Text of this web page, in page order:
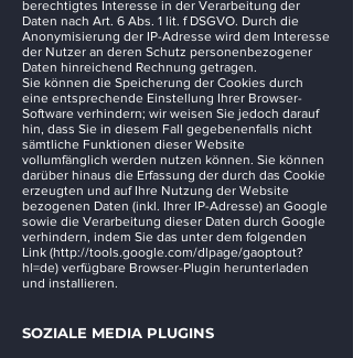
berechtigtes Interesse in der Verarbeitung der
Daten nach Art. 6 Abs. 1 lit. f DSGVO. Durch die
Anonymisierung der IP-Adresse wird dem Interesse
der Nutzer an deren Schutz personenbezogener
Daten hinreichend Rechnung getragen.
Sie können die Speicherung der Cookies durch
eine entsprechende Einstellung Ihrer Browser-
Software verhindern; wir weisen Sie jedoch darauf
hin, dass Sie in diesem Fall gegebenenfalls nicht
sämtliche Funktionen dieser Website
vollumfänglich werden nutzen können. Sie können
darüber hinaus die Erfassung der durch das Cookie
erzeugten und auf Ihre Nutzung der Website
bezogenen Daten (inkl. Ihrer IP-Adresse) an Google
sowie die Verarbeitung dieser Daten durch Google
verhindern, indem Sie das unter dem folgenden
Link (http://tools.google.com/dlpage/gaoptout?
hl=de) verfügbare Browser-Plugin herunterladen
und installieren.
SOZIALE MEDIA PLUGINS